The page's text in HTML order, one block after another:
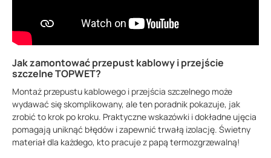
Jak zamontować przepust kablowy i przejście
szczelne TOPWET?
Montaż przepustu kablowego i przejścia szczelnego może
wydawać się skomplikowany, ale ten poradnik pokazuje, jak
zrobić to krok po kroku. Praktyczne wskazówki i dokładne ujęcia
pomagają uniknąć błędów i zapewnić trwałą izolację. Świetny
materiał dla każdego, kto pracuje z papą termozgrzewalną!